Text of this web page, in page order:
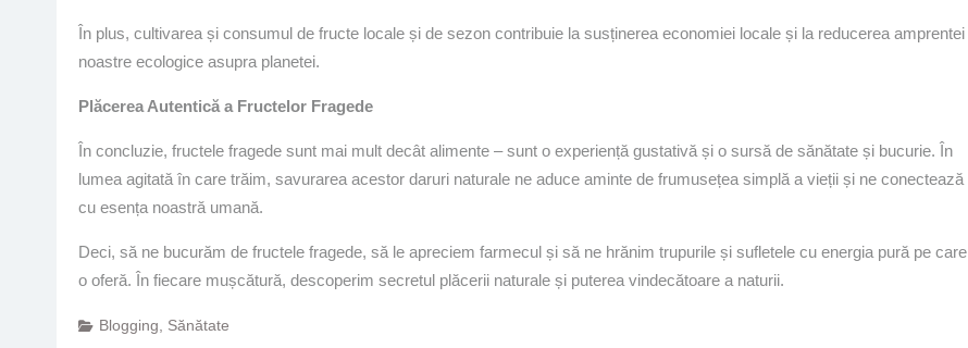
În plus, cultivarea și consumul de fructe locale și de sezon contribuie la susținerea economiei locale și la reducerea amprentei
noastre ecologice asupra planetei.
Plăcerea Autentică a Fructelor Fragede
În concluzie, fructele fragede sunt mai mult decât alimente – sunt o experiență gustativă și o sursă de sănătate și bucurie. În
lumea agitată în care trăim, savurarea acestor daruri naturale ne aduce aminte de frumusețea simplă a vieții și ne conectează
cu esența noastră umană.
Deci, să ne bucurăm de fructele fragede, să le apreciem farmecul și să ne hrănim trupurile și sufletele cu energia pură pe care
o oferă. În fiecare mușcătură, descoperim secretul plăcerii naturale și puterea vindecătoare a naturii.
Blogging, Sănătate